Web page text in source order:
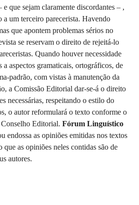
que sejam claramente discordantes – ,
a um terceiro parecerista. Havendo
que apontem problemas sérios no
se reservam o direito de rejeitá-lo
Quando houver necessidade
a aspectos gramaticais, ortográficos, de
padrão, com vistas à manutenção da
a Comissão Editorial dar-se-á o direito
necessárias, respeitando o estilo do
o autor reformulará o texto conforme o
Editorial. Fórum Linguístico
endossa as opiniões emitidas nos textos
que as opiniões neles contidas são de
autores.